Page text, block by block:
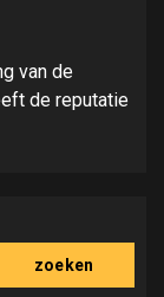
van de
de reputatie
zoeken